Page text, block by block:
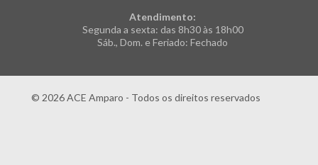
Atendimento:
Segunda a sexta: das 8h30 às 18h00
Sáb., Dom. e Feriado: Fechado
© 2026 ACE Amparo - Todos os direitos reservados